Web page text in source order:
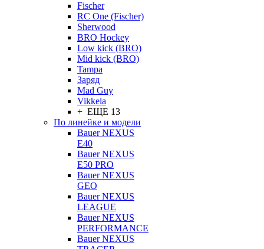
Fischer
RC One (Fischer)
Sherwood
BRO Hockey
Low kick (BRO)
Mid kick (BRO)
Tampa
Заряд
Mad Guy
Vikkela
+ ЕЩЕ 13
По линейке и модели
Bauer NEXUS
E40
Bauer NEXUS
E50 PRO
Bauer NEXUS
GEO
Bauer NEXUS
LEAGUE
Bauer NEXUS
PERFORMANCE
Bauer NEXUS